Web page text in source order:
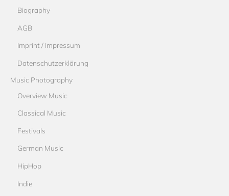
Biography
AGB
Imprint / Impressum
Datenschutzerklärung
Music Photography
Overview Music
Classical Music
Festivals
German Music
HipHop
Indie